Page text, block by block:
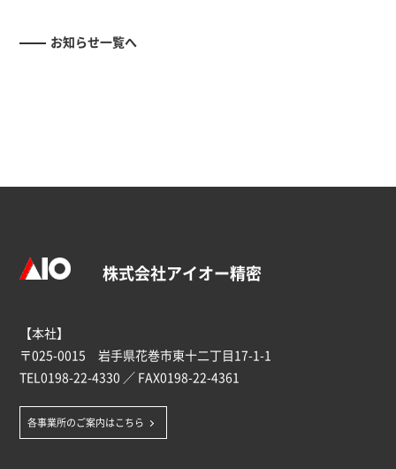
お知らせ一覧へ
株式会社アイオー精密
【本社】
〒025-0015 岩手県花巻市東十二丁目17-1-1
TEL0198-22-4330 ／ FAX0198-22-4361
各事業所のご案内はこちら